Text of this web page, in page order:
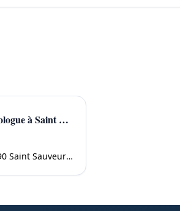
Corinne Bouchet — Psychologue à Saint Sauveur de Montagut
Cabinet Médical 1 place Eglise 07190 Saint Sauveur de Montagut